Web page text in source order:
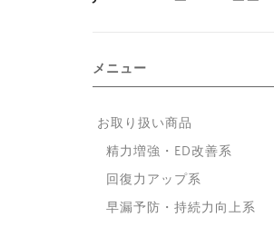
メニュー
お取り扱い商品
精力増強・ED改善系
回復力アップ系
早漏予防・持続力向上系